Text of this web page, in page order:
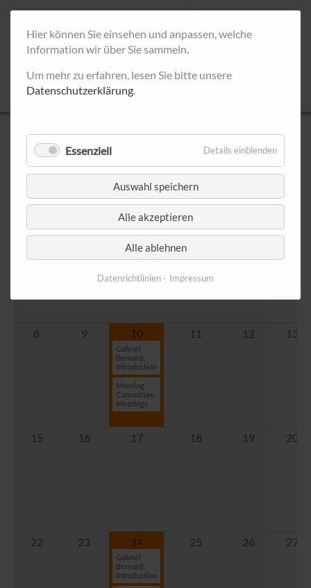
UNSERE INFOSTÄNDE
Juni 2026
Montag Dienstag Mittwoch Donnerstag Freitag
1
2 3 4 5
8 9 10
Gabriel
Bernard:
Introduction
Morning
Committee
Meetings
11 12 13
15 16 17 18 19 20
22 23 24
Gabriel
Bernard:
Introduction
25 26 27
Hier können Sie einsehen und anpassen, welche
Information wir über Sie sammeln.
Um mehr zu erfahren, lesen Sie bitte unsere
Datenschutzerklärung.
Essenziell Details einblenden
Auswahl speichern
Alle akzeptieren
Alle ablehnen
Datenrichtlinien Impressum